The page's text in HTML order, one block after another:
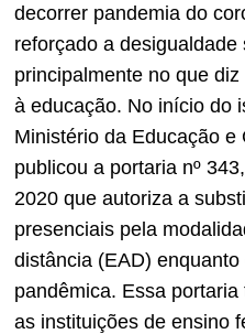
decorrer pandemia do
reforçado a desigualdade
principalmente no que
à educação. No início do
Ministério da Educação e
publicou a portaria nº
2020 que autoriza a
presenciais pela
distância (EAD)
pandêmica. Essa
as instituições de ensino